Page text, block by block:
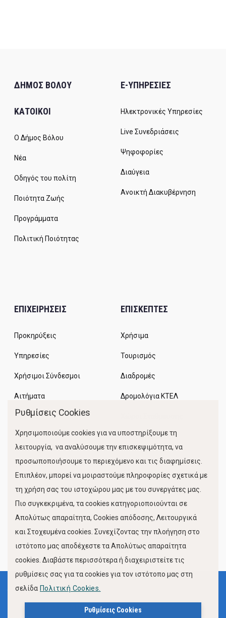
ΔΗΜΟΣ ΒΟΛΟΥ
ΚΑΤΟΙΚΟΙ
Ο Δήμος Βόλου
Νέα
Οδηγός του πολίτη
Ποιότητα Ζωής
Προγράμματα
Πολιτική Ποιότητας
E-ΥΠΗΡΕΣΙΕΣ
Ηλεκτρονικές Υπηρεσίες
Live Συνεδριάσεις
Ψηφοφορίες
Διαύγεια
Ανοικτή Διακυβέρνηση
ΕΠΙΧΕΙΡΗΣΕΙΣ
Προκηρύξεις
Υπηρεσίες
Χρήσιμοι Σύνδεσμοι
Αιτήματα
ΕΠΙΣΚΕΠΤΕΣ
Χρήσιμα
Τουρισμός
Διαδρομές
Δρομολόγια ΚΤΕΛ
Κίνηση Λιμένος
FOLLOW US
Όροι Χρήσης
Πολιτική Προστασίας Προσωπικών Δεδομένων
Ρυθμίσεις Cookies
Χρησιμοποιούμε cookies για να υποστηρίξουμε τη
λειτουργία, να αναλύσουμε την επισκεψιμότητα, να
προσωποποιήσουμε το περιεχόμενο και τις διαφημίσεις.
Επιπλέον, μπορεί να μοιραστούμε πληροφορίες σχετικά με
τη χρήση σας του ιστοχώρου μας με του συνεργάτες μας.
Πιο συγκεκριμένα, τα cookies κατηγοριοποιούνται σε
Απολύτως απαραίτητα, Cookies απόδοσης, Λειτουργικά
και Στοχευμένα cookies. Συνεχίζοντας την πλοήγηση στο
ιστότοπο μας αποδέχεστε τα Απολύτως απαραίτητα
cookies. Διαβάστε περισσότερα ή διαχειριστείτε τις
ρυθμίσεις σας για τα cookies για τον ιστότοπο μας στη
σελίδα Πολιτική Cookies.
Ρυθμίσεις Cookies